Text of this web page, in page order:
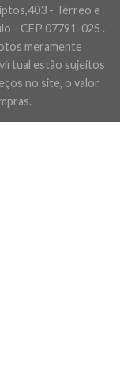
- Térreo e
- CEP 07791-025 .
meramente
estão sujeitos
no site, o valor